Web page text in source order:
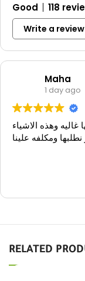
Good
118
Write a review
Maha
1 day ago
وصلت تمام بس نتمنى تنزل الاسعار لانها غاليه وهذه الاشياء
ومكلفه علينا
RELATED